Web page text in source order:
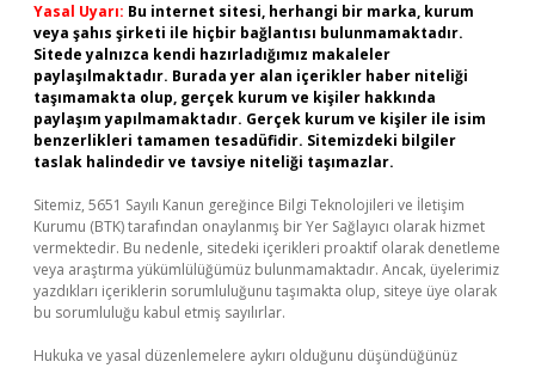
Yasal Uyarı: Bu internet sitesi, herhangi bir marka, kurum
veya şahıs şirketi ile hiçbir bağlantısı bulunmamaktadır.
Sitede yalnızca kendi hazırladığımız makaleler
paylaşılmaktadır. Burada yer alan içerikler haber niteliği
taşımamakta olup, gerçek kurum ve kişiler hakkında
paylaşım yapılmamaktadır. Gerçek kurum ve kişiler ile isim
benzerlikleri tamamen tesadüfidir. Sitemizdeki bilgiler
taslak halindedir ve tavsiye niteliği taşımazlar.
Sitemiz, 5651 Sayılı Kanun gereğince Bilgi Teknolojileri ve İletişim
Kurumu (BTK) tarafından onaylanmış bir Yer Sağlayıcı olarak hizmet
vermektedir. Bu nedenle, sitedeki içerikleri proaktif olarak denetleme
veya araştırma yükümlülüğümüz bulunmamaktadır. Ancak, üyelerimiz
yazdıkları içeriklerin sorumluluğunu taşımakta olup, siteye üye olarak
bu sorumluluğu kabul etmiş sayılırlar.
Hukuka ve yasal düzenlemelere aykırı olduğunu düşündüğünüz